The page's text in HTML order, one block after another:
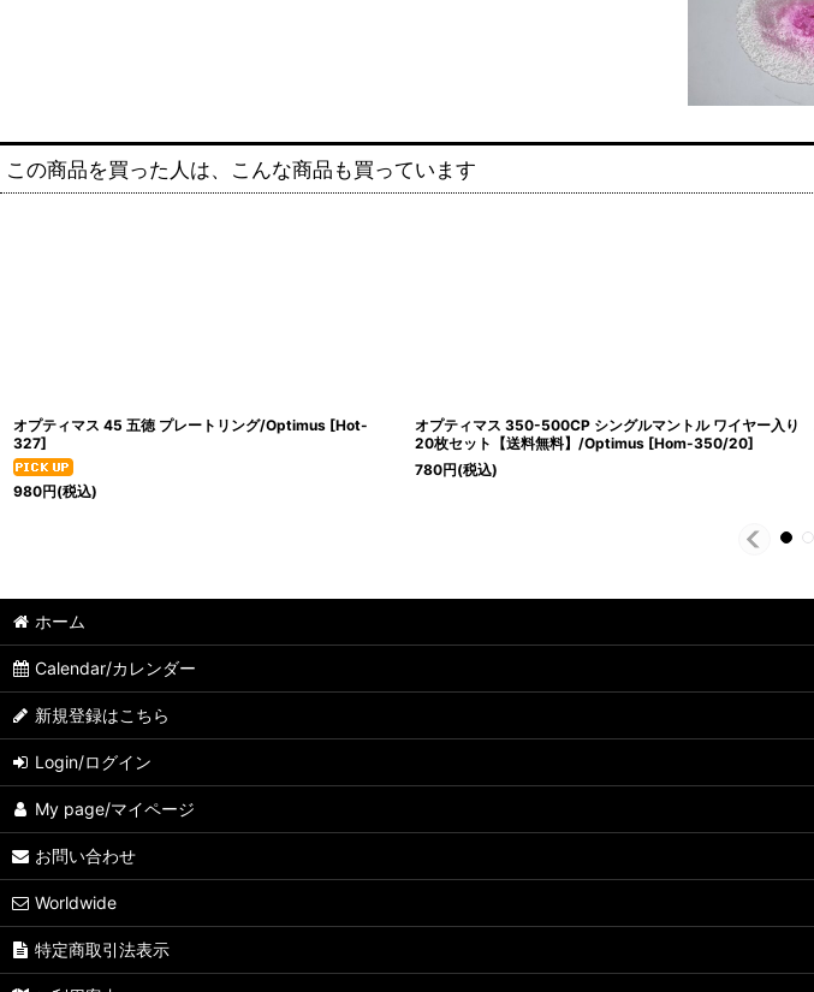
この商品を買った人は、こんな商品も買っています
オプティマス 45 五徳 プレートリング/Optimus [Hot-
327]
980円(税込)
オプティマス 350-500CP シングルマントル ワイヤー入り
20枚セット【送料無料】/Optimus [Hom-350/20]
780円(税込)
ホーム
Calendar/カレンダー
新規登録はこちら
Login/ログイン
My page/マイページ
お問い合わせ
Worldwide
特定商取引法表示